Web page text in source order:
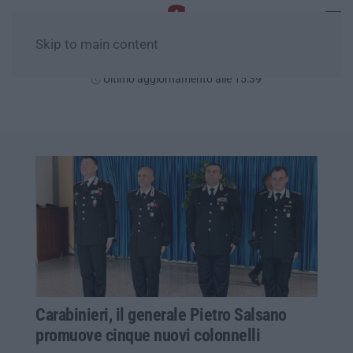
Skip to main content
Ultimo aggiornamento alle 15:39
Carabinieri, il generale Pietro Salsano
promuove cinque nuovi colonnelli